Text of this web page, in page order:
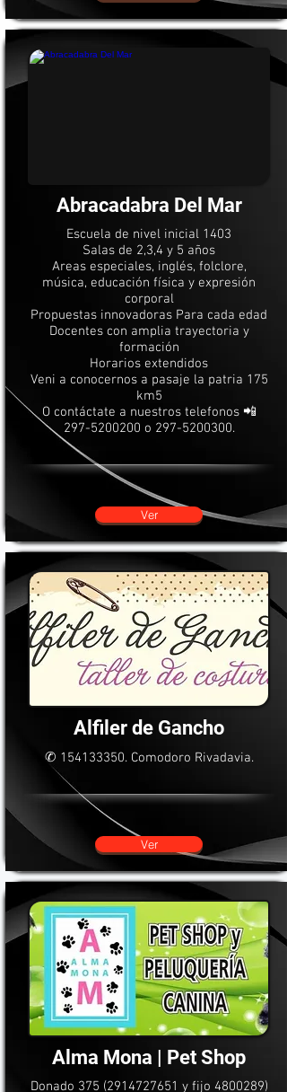
Abracadabra Del Mar
Escuela de nivel inicial 1403
Salas de 2,3,4 y 5 años
Areas especiales, inglés, folclore,
música, educación física y expresión
corporal
Propuestas innovadoras Para cada edad
Docentes con amplia trayectoria y
formación
Horarios extendidos
Veni a conocernos a pasaje la patria 175
km5
O contáctate a nuestros telefonos 📲
297-5200200 o 297-5200300.
Ver
Alfiler de Gancho
✆ 154133350. Comodoro Rivadavia.
Ver
Alma Mona | Pet Shop
Donado 375 (2914727651 y fijo 4800289)